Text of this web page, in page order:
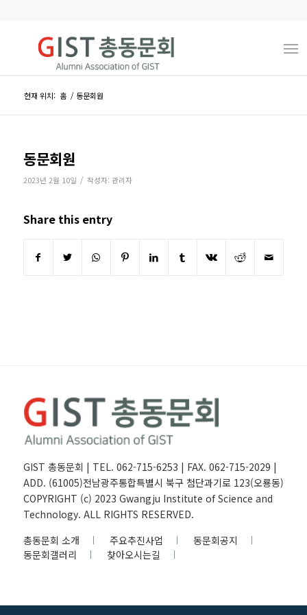
현재 위치: 홈 / 동문회원
동문회원
2023년 2월 10일 / 작성자: 관리자
Share this entry
GIST 총동문회 | TEL. 062-715-6253 | FAX. 062-715-2029 |
ADD. (61005)전남광주통합특별시 북구 첨단과기로 123(오룡동)
COPYRIGHT (c) 2023 Gwangju Institute of Science and
Technology. ALL RIGHTS RESERVED.
총동문회 소개
주요추진사업
동문회공지
동문회갤러리
찾아오시는길